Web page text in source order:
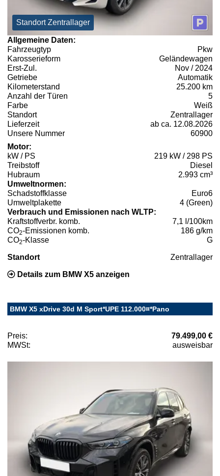
Standort Zentrallager
Allgemeine Daten:
Fahrzeugtyp
Pkw
Karosserieform
Geländewagen
Erst-Zul.
Nov / 2024
Getriebe
Automatik
Kilometerstand
25.200 km
Anzahl der Türen
5
Farbe
Weiß
Standort
Zentrallager
Lieferzeit
ab ca. 12.08.2026
Unsere Nummer
60900
Motor:
kW / PS
219 kW / 298 PS
Treibstoff
Diesel
Hubraum
2.993 cm³
Umweltnormen:
Schadstoffklasse
Euro6
Umweltplakette
4 (Green)
Verbrauch und Emissionen nach WLTP:
Kraftstoffverbr. komb.
7,1 l/100km
CO2-Emissionen komb.
186 g/km
CO2-Klasse G
Standort Zentrallager
Details zum BMW X5 anzeigen
BMW X5 xDrive 30d M Sport*UPE 112.000¤*Pano
Preis:
79.499,00 €
MWSt:
ausweisbar